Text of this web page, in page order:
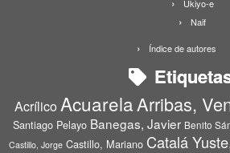
Ukiyo-e
Naif
Índice de autores
Acrílico AcuarelaArribas,
Santiago Pelayo Banegas, Javier Benito
Castillo, Jorge Castillo, Mariano Catalá